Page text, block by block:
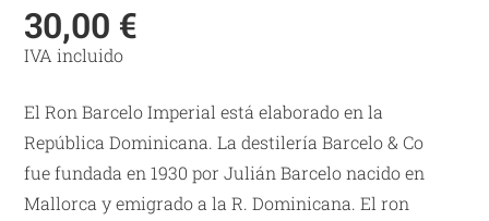
30,00 €
IVA incluido
El Ron Barcelo Imperial está elaborado en la
República Dominicana. La destilería Barcelo & Co
fue fundada en 1930 por Julián Barcelo nacido en
Mallorca y emigrado a la R. Dominicana. El ron